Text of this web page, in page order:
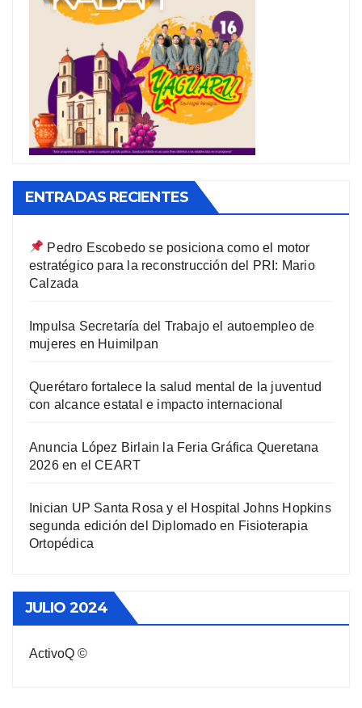
ENTRADAS RECIENTES
Pedro Escobedo se posiciona como el motor
estratégico para la reconstrucción del PRI: Mario
Calzada
Impulsa Secretaría del Trabajo el autoempleo de
mujeres en Huimilpan
Querétaro fortalece la salud mental de la juventud
con alcance estatal e impacto internacional
Anuncia López Birlain la Feria Gráfica Queretana
2026 en el CEART
Inician UP Santa Rosa y el Hospital Johns Hopkins
segunda edición del Diplomado en Fisioterapia
Ortopédica
JULIO 2024
ActivoQ ©